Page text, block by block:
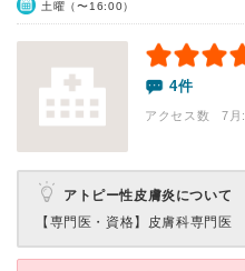
土曜（〜16:00）
4件
アクセス数 7月:
アトピー性皮膚炎について
【専門医・資格】 皮膚科専門医